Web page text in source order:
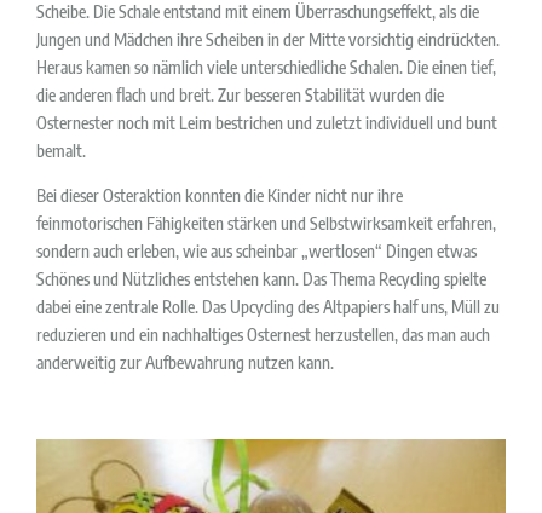
Scheibe. Die Schale entstand mit einem Überraschungseffekt, als die
Jungen und Mädchen ihre Scheiben in der Mitte vorsichtig eindrückten.
Heraus kamen so nämlich viele unterschiedliche Schalen. Die einen tief,
die anderen flach und breit. Zur besseren Stabilität wurden die
Osternester noch mit Leim bestrichen und zuletzt individuell und bunt
bemalt.
Bei dieser Osteraktion konnten die Kinder nicht nur ihre
feinmotorischen Fähigkeiten stärken und Selbstwirksamkeit erfahren,
sondern auch erleben, wie aus scheinbar „wertlosen“ Dingen etwas
Schönes und Nützliches entstehen kann. Das Thema Recycling spielte
dabei eine zentrale Rolle. Das Upcycling des Altpapiers half uns, Müll zu
reduzieren und ein nachhaltiges Osternest herzustellen, das man auch
anderweitig zur Aufbewahrung nutzen kann.